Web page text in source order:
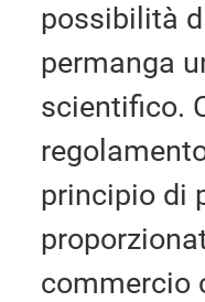
possibilità
permanga
scientifico.
principio di
commercio